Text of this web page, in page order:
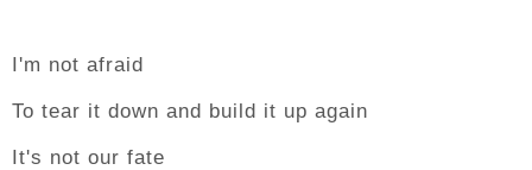
I'm not afraid
To tear it down and build it up again
It's not our fate